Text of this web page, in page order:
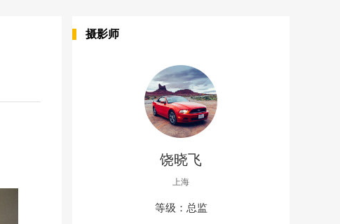
摄影师
饶晓飞
上海
等级：总监